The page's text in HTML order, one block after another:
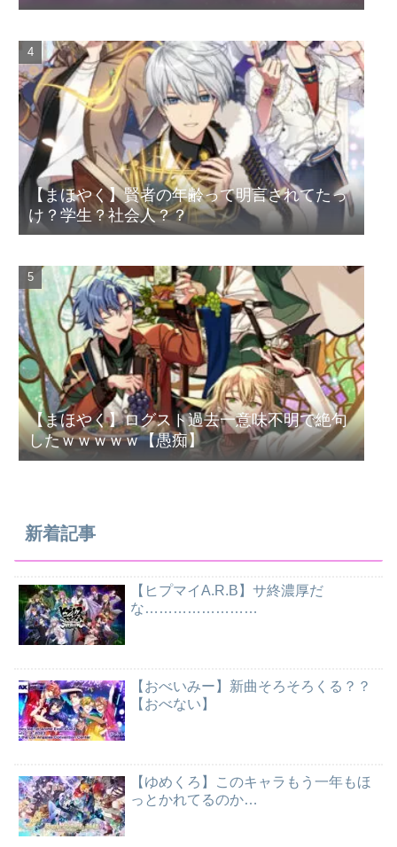
【まほやく】賢者の年齢って明言されてたっ
け？学生？社会人？？
【まほやく】ログスト過去一意味不明で絶句
したｗｗｗｗｗ【愚痴】
新着記事
【ヒプマイA.R.B】サ終濃厚だ
な……………………
【おべいみー】新曲そろそろくる？？
【おべない】
【ゆめくろ】このキャラもう一年もほ
っとかれてるのか…